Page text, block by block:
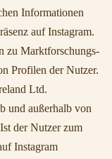
Informationen
auf Instagram.
zu Marktforschungs-
Profilen der Nutzer.
Ltd.
und außerhalb von
der Nutzer zum
Instagram